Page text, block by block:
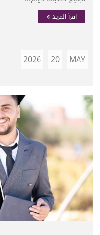
اقرأ المزيد
MAY
20
2026